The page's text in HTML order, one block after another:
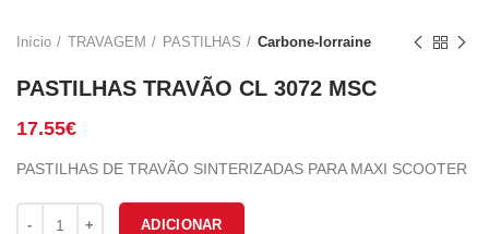
Início TRAVAGEM PASTILHAS Carbone-lorraine
PASTILHAS TRAVÃO CL 3072 MSC
17.55€
PASTILHAS DE TRAVÃO SINTERIZADAS PARA MAXI SCOOTER
Quantidade de PASTILHAS TRAVÃO CL 3072 MSC
ADICIONAR